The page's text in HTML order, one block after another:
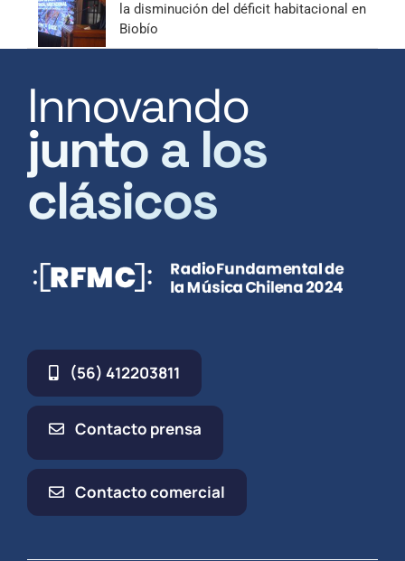
la disminución del déficit habitacional en
Biobío
Innovando
junto a los
clásicos
(56) 412203811
Contacto prensa
Contacto comercial